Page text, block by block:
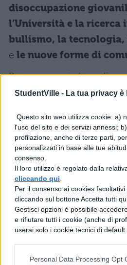
StudentVille - La tua privacy
Questo sito web utilizza cookie: a)
l'uso del sito e dei servizi annessi;
profilazione, anche di terze parti,
personalizzati in base alle tue
consenso.
Il loro utilizzo è regolato dalla
cliccando qui
Per il consenso ai cookies
cliccando sul bottone Accetta tutti
Gestisci opzioni è possibile
e rifiutare tutti i cookie (anche di
userai solo i cookie tecnici di default.
Personal Data Processing Opt
disoccupazione
l’Università e la ricerca
bullismo, la
e le nuove forme di
Per prepararvi al meglio,
–Saggio breve maturità:
sull'Isis
–Temi d’attualità svolti:
–Temi svolti prima prova
TRACCE PRIMA PROVA
FREQUENTI E AMATE
andiamo a vedere le
passato dal Miur, ci
declinate però in maniera